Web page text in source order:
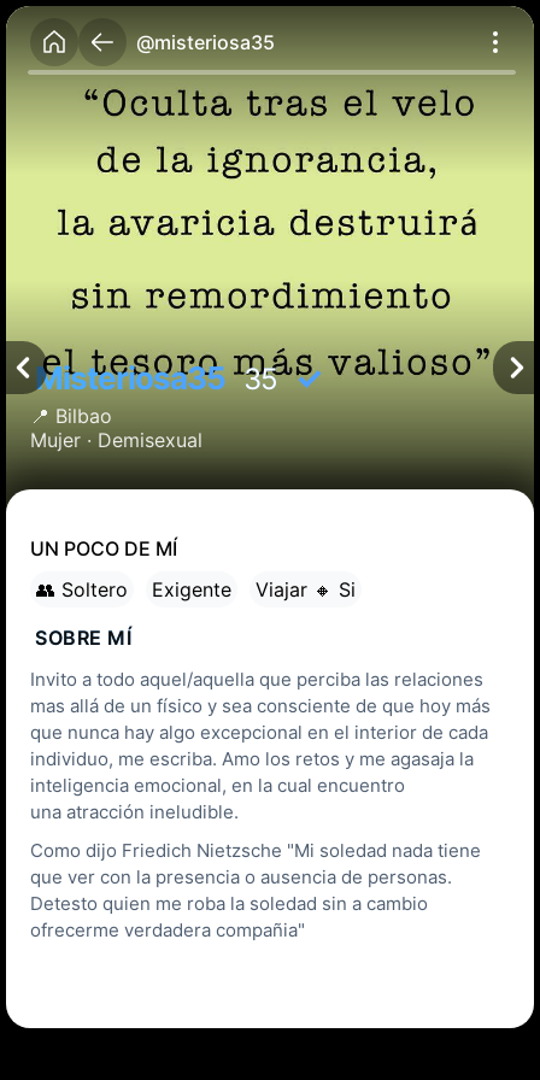
@misteriosa35
Misteriosa3535✓
📍 Bilbao
Mujer · Demisexual
UN POCO DE MÍ
👥 Soltero
Exigente
Viajar 🔸 Si
SOBRE MÍ
Invito a todo aquel/aquella que perciba las relaciones
mas allá de un físico y sea consciente de que hoy más
que nunca hay algo excepcional en el interior de cada
individuo, me escriba. Amo los retos y me agasaja la
inteligencia emocional, en la cual encuentro
una atracción ineludible.
Como dijo Friedich Nietzsche "Mi soledad nada tiene
que ver con la presencia o ausencia de personas.
Detesto quien me roba la soledad sin a cambio
ofrecerme verdadera compañia"